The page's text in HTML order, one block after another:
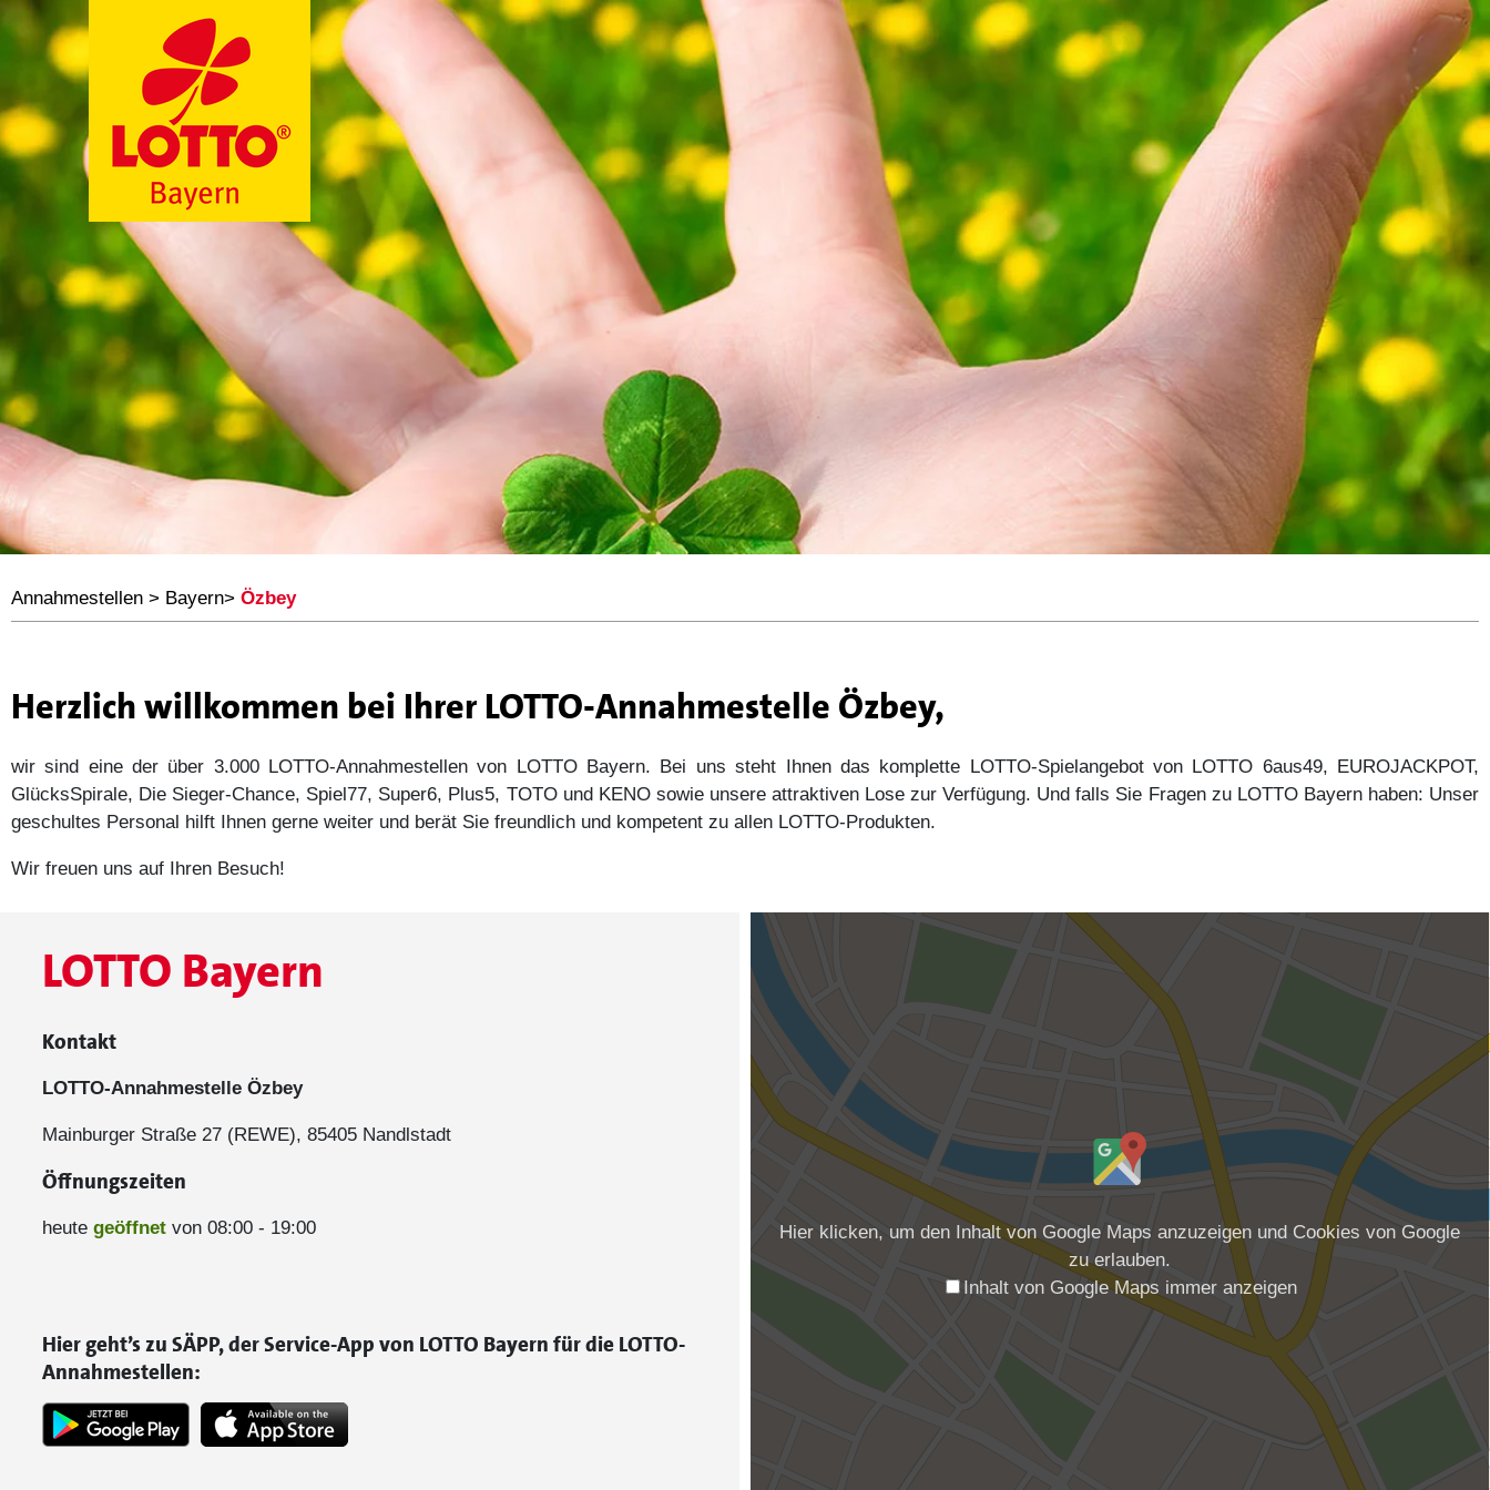
Annahmestellen > Bayern> Özbey
Herzlich willkommen bei Ihrer LOTTO-Annahmestelle Özbey,
wir sind eine der über 3.000 LOTTO-Annahmestellen von LOTTO Bayern. Bei uns steht Ihnen das komplette LOTTO-Spielangebot von LOTTO 6aus49, EUROJACKPOT,
GlücksSpirale, Die Sieger-Chance, Spiel77, Super6, Plus5, TOTO und KENO sowie unsere attraktiven Lose zur Verfügung. Und falls Sie Fragen zu LOTTO Bayern haben: Unser
geschultes Personal hilft Ihnen gerne weiter und berät Sie freundlich und kompetent zu allen LOTTO-Produkten.
Wir freuen uns auf Ihren Besuch!
LOTTO Bayern
Kontakt
LOTTO-Annahmestelle Özbey
Mainburger Straße 27 (REWE), 85405 Nandlstadt
Öffnungszeiten
heute geöffnet von 08:00 - 19:00
Hier geht’s zu SÄPP, der Service-App von LOTTO Bayern für die LOTTO-
Annahmestellen:
Hier klicken, um den Inhalt von Google Maps anzuzeigen und Cookies von Google
zu erlauben.
Inhalt von Google Maps immer anzeigen